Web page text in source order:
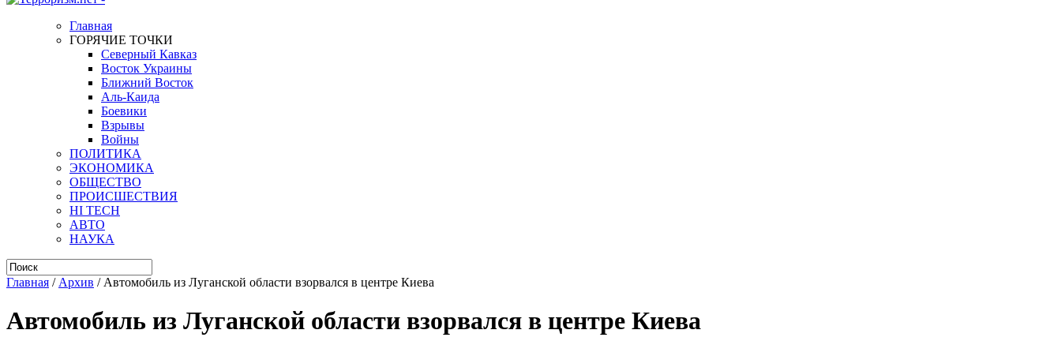
Главная
ГОРЯЧИЕ ТОЧКИ
Северный Кавказ
Восток Украины
Ближний Восток
Аль-Каида
Боевики
Взрывы
Войны
ПОЛИТИКА
ЭКОНОМИКА
ОБЩЕСТВО
ПРОИСШЕСТВИЯ
HI TECH
АВТО
НАУКА
Главная / Архив / Автомобиль из Луганской области взорвался в центре Киева
Автомобиль из Луганской области взорвался в центре Киева